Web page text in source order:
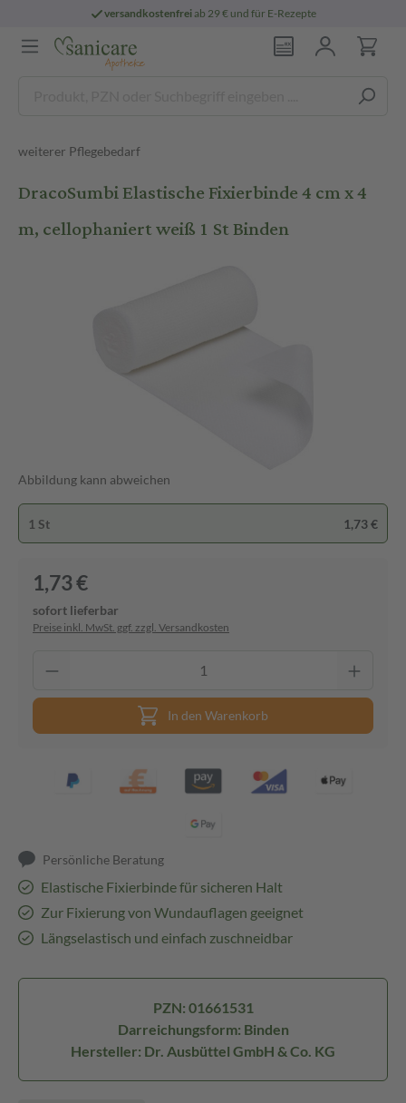
versandkostenfreiab 29 € und für E-Rezepte
weiterer Pflegebedarf
DracoSumbi Elastische Fixierbinde 4 cm x 4
m, cellophaniert weiß 1 St Binden
Abbildung kann abweichen
1 St 1,73 €
1,73 €
sofort lieferbar
Preise inkl. MwSt. ggf. zzgl. Versandkosten
In den Warenkorb
Persönliche Beratung
Elastische Fixierbinde für sicheren Halt
Zur Fixierung von Wundauflagen geeignet
Längselastisch und einfach zuschneidbar
PZN: 01661531
Darreichungsform: Binden
Hersteller: Dr. Ausbüttel GmbH & Co. KG